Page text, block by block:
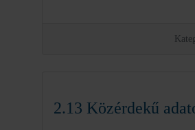
2.13 Közérdekű